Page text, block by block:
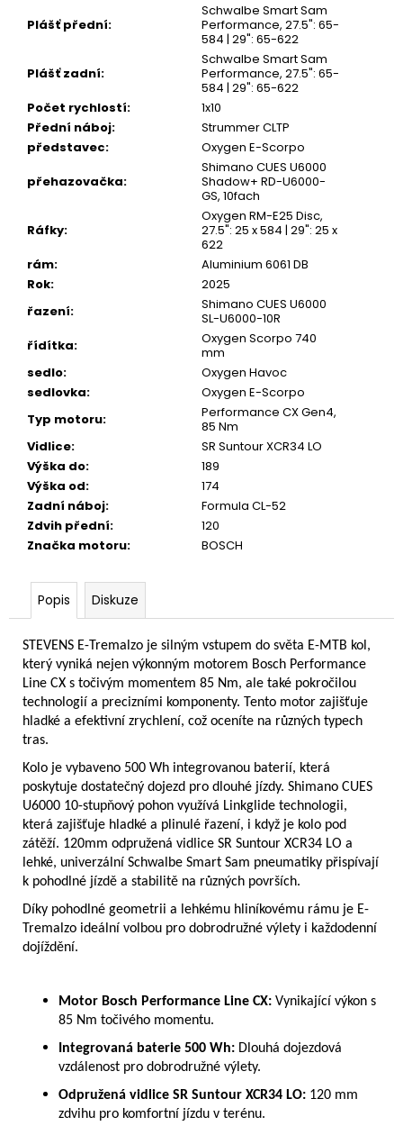
Plášť přední:
Schwalbe Smart Sam
Performance, 27.5": 65-
584 | 29": 65-622
Plášť zadní:
Schwalbe Smart Sam
Performance, 27.5": 65-
584 | 29": 65-622
Počet rychlostí:
1x10
Přední náboj:
Strummer CLTP
představec:
Oxygen E-Scorpo
přehazovačka:
Shimano CUES U6000
Shadow+ RD-U6000-
GS, 10fach
Ráfky:
Oxygen RM-E25 Disc,
27.5": 25 x 584 | 29": 25 x
622
rám:
Aluminium 6061 DB
Rok:
2025
řazení:
Shimano CUES U6000
SL-U6000-10R
řídítka:
Oxygen Scorpo 740
mm
sedlo:
Oxygen Havoc
sedlovka:
Oxygen E-Scorpo
Typ motoru:
Performance CX Gen4,
85 Nm
Vidlice:
SR Suntour XCR34 LO
Výška do:
189
Výška od:
174
Zadní náboj:
Formula CL-52
Zdvih přední:
120
Značka motoru: BOSCH
Popis Diskuze
STEVENS E-Tremalzo je silným vstupem do světa E-MTB kol,
který vyniká nejen výkonným motorem Bosch Performance
Line CX s točivým momentem 85 Nm, ale také pokročilou
technologií a precizními komponenty. Tento motor zajišťuje
hladké a efektivní zrychlení, což oceníte na různých typech
tras.
Kolo je vybaveno 500 Wh integrovanou baterií, která
poskytuje dostatečný dojezd pro dlouhé jízdy. Shimano CUES
U6000 10-stupňový pohon využívá Linkglide technologii,
která zajišťuje hladké a plinulé řazení, i když je kolo pod
zátěží. 120mm odpružená vidlice SR Suntour XCR34 LO a
lehké, univerzální Schwalbe Smart Sam pneumatiky přispívají
k pohodlné jízdě a stabilitě na různých površích.
Díky pohodlné geometrii a lehkému hliníkovému rámu je E-
Tremalzo ideální volbou pro dobrodružné výlety i každodenní
dojíždění.
Motor Bosch Performance Line CX: Vynikající výkon s
85 Nm točivého momentu.
Integrovaná baterie 500 Wh: Dlouhá dojezdová
vzdálenost pro dobrodružné výlety.
Odpružená vidlice SR Suntour XCR34 LO: 120 mm
zdvihu pro komfortní jízdu v terénu.